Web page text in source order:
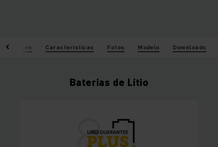
Vantagens Características Fotos Modelo Downloads
Baterias de Lítio